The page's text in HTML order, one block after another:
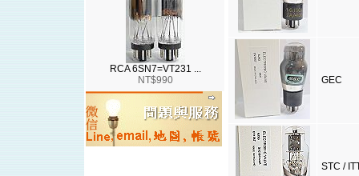
RCA 6SN7=VT231 ...
NT$990
GEC
STC /